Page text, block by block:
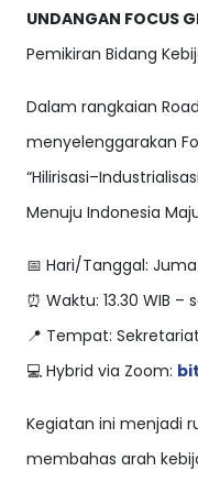
UNDANGAN FOCUS
Pemikiran Bidang
Dalam rangkaian
menyelenggarakan
Menuju Indonesia
📅 Hari/Tanggal:
⏰ Waktu: 13.30 WIB –
📍 Tempat: Sekretariat
💻 Hybrid via Zoom:
Kegiatan ini menjadi
membahas arah